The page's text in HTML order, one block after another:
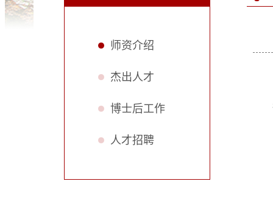
师资介绍
杰出人才
博士后工作
人才招聘